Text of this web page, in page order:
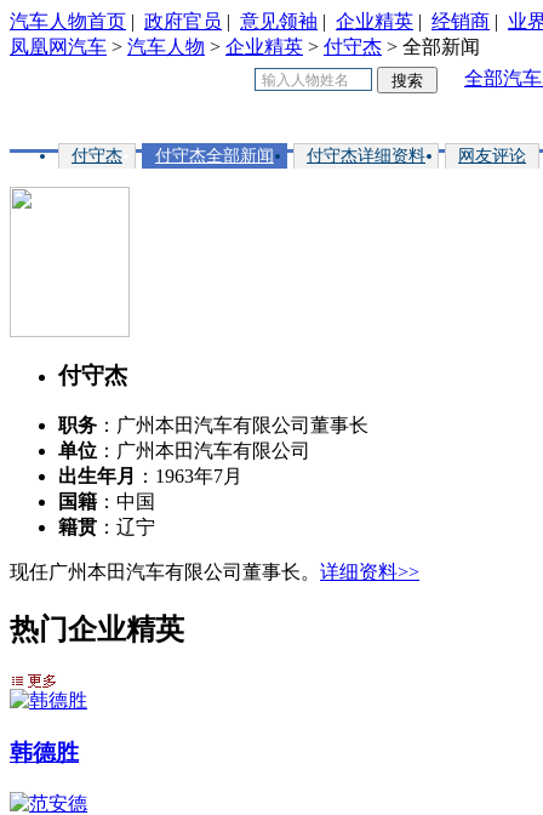
汽车人物首页 | 政府官员 | 意见领袖 | 企业精英 | 经销商 | 业
凤凰网汽车 > 汽车人物 > 企业精英 > 付守杰 > 全部新闻
全部汽
付守杰 付守杰全部新闻 付守杰详细资料 网友评论
付守杰
职务 ：广州本田汽车有限公司董事长
单位 ：广州本田汽车有限公司
出生年月
：1963年7月
国籍 ：中国
籍贯 ：辽宁
现任广州本田汽车有限公司董事长。 详细资料>>
热门企业精英
韩德胜